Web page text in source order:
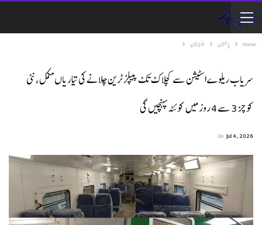
Home پاکستان بلوچستان
سریاب ریلوے اسٹیشن سے کچلاک تک پیپلز ٹرین چلانے کی تیاریاں مکمل، نئی
کوچز 3 سے 4 روز میں کوئٹہ پہنچیں گی
On Jul 4, 2026